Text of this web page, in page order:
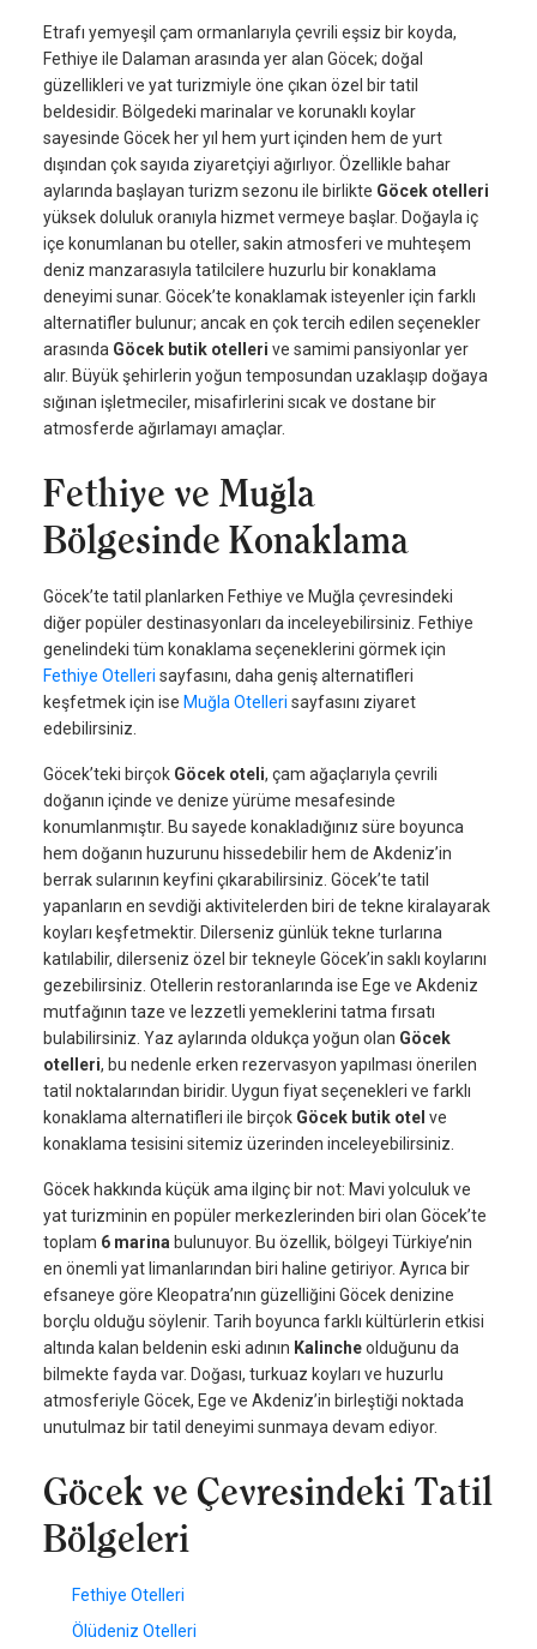
Etrafı yemyeşil çam ormanlarıyla çevrili eşsiz bir koyda,
Fethiye ile Dalaman arasında yer alan Göcek; doğal
güzellikleri ve yat turizmiyle öne çıkan özel bir tatil
beldesidir. Bölgedeki marinalar ve korunaklı koylar
sayesinde Göcek her yıl hem yurt içinden hem de yurt
dışından çok sayıda ziyaretçiyi ağırlıyor. Özellikle bahar
aylarında başlayan turizm sezonu ile birlikte Göcek otelleri
yüksek doluluk oranıyla hizmet vermeye başlar. Doğayla iç
içe konumlanan bu oteller, sakin atmosferi ve muhteşem
deniz manzarasıyla tatilcilere huzurlu bir konaklama
deneyimi sunar. Göcek’te konaklamak isteyenler için farklı
alternatifler bulunur; ancak en çok tercih edilen seçenekler
arasında Göcek butik otelleri ve samimi pansiyonlar yer
alır. Büyük şehirlerin yoğun temposundan uzaklaşıp doğaya
sığınan işletmeciler, misafirlerini sıcak ve dostane bir
atmosferde ağırlamayı amaçlar.
Fethiye ve Muğla
Bölgesinde Konaklama
Göcek’te tatil planlarken Fethiye ve Muğla çevresindeki
diğer popüler destinasyonları da inceleyebilirsiniz. Fethiye
genelindeki tüm konaklama seçeneklerini görmek için
Fethiye Otelleri sayfasını, daha geniş alternatifleri
keşfetmek için ise Muğla Otelleri sayfasını ziyaret
edebilirsiniz.
Göcek’teki birçok Göcek oteli, çam ağaçlarıyla çevrili
doğanın içinde ve denize yürüme mesafesinde
konumlanmıştır. Bu sayede konakladığınız süre boyunca
hem doğanın huzurunu hissedebilir hem de Akdeniz’in
berrak sularının keyfini çıkarabilirsiniz. Göcek’te tatil
yapanların en sevdiği aktivitelerden biri de tekne kiralayarak
koyları keşfetmektir. Dilerseniz günlük tekne turlarına
katılabilir, dilerseniz özel bir tekneyle Göcek’in saklı koylarını
gezebilirsiniz. Otellerin restoranlarında ise Ege ve Akdeniz
mutfağının taze ve lezzetli yemeklerini tatma fırsatı
bulabilirsiniz. Yaz aylarında oldukça yoğun olan Göcek
otelleri, bu nedenle erken rezervasyon yapılması önerilen
tatil noktalarından biridir. Uygun fiyat seçenekleri ve farklı
konaklama alternatifleri ile birçok Göcek butik otel ve
konaklama tesisini sitemiz üzerinden inceleyebilirsiniz.
Göcek hakkında küçük ama ilginç bir not: Mavi yolculuk ve
yat turizminin en popüler merkezlerinden biri olan Göcek’te
toplam 6 marina bulunuyor. Bu özellik, bölgeyi Türkiye’nin
en önemli yat limanlarından biri haline getiriyor. Ayrıca bir
efsaneye göre Kleopatra’nın güzelliğini Göcek denizine
borçlu olduğu söylenir. Tarih boyunca farklı kültürlerin etkisi
altında kalan beldenin eski adının Kalincheolduğunu da
bilmekte fayda var. Doğası, turkuaz koyları ve huzurlu
atmosferiyle Göcek, Ege ve Akdeniz’in birleştiği noktada
unutulmaz bir tatil deneyimi sunmaya devam ediyor.
Göcek ve Çevresindeki Tatil
Bölgeleri
Fethiye Otelleri
Ölüdeniz Otelleri